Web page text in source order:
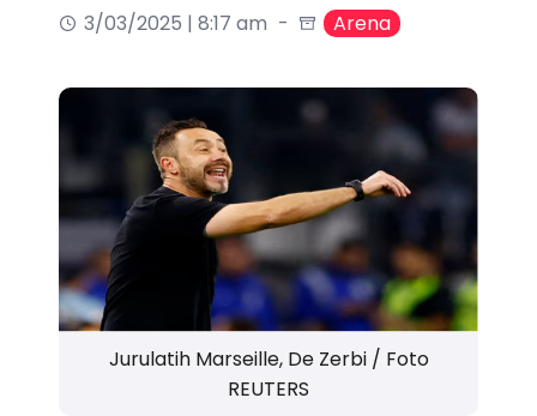
3/03/2025 | 8:17 am
Arena
Jurulatih Marseille, De Zerbi / Foto
REUTERS